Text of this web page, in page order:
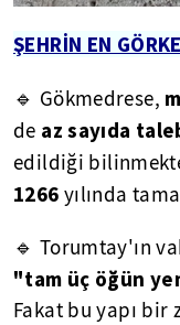
ŞEHRİN EN
🔹 Gökmedrese,
de az sayıda
edildiği
1266 yılında
🔹 Torumtay'ın
"tam üç öğün
Fakat bu yapı bir